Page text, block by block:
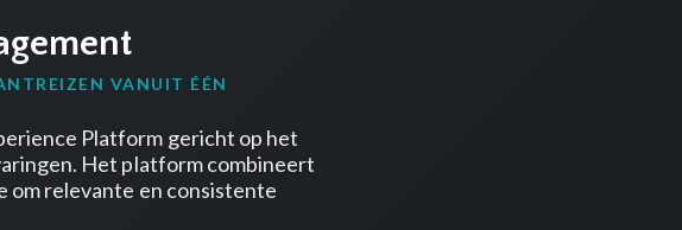
VANUIT ÉÉN
Platform gericht op het
Het platform combineert
relevante en consistente